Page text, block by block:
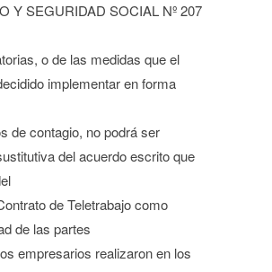
Y SEGURIDAD SOCIAL Nº 207
o de las medidas que el
implementar en forma
de contagio, no podrá ser
del acuerdo escrito que
de Teletrabajo como
de las partes
empresarios realizaron en los